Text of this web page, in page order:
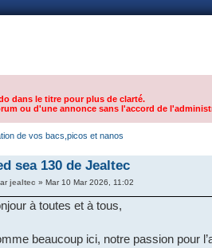
dans le titre pour plus de clarté.
ou d'une annonce sans l'accord de
de vos bacs,picos et nanos
sea 130 de Jealtec
jealtec » Mar 10 Mar 2026, 11:02
à toutes et à tous,
beaucoup ici, notre passion pour